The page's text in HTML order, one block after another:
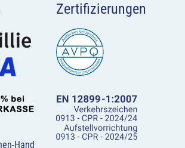
Hand
Zertifizierungen